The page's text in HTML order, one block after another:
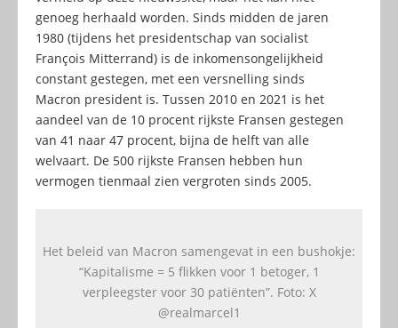
genoeg herhaald worden. Sinds midden de jaren
1980 (tijdens het presidentschap van socialist
François Mitterrand) is de inkomensongelijkheid
constant gestegen, met een versnelling sinds
Macron president is. Tussen 2010 en 2021 is het
aandeel van de 10 procent rijkste Fransen gestegen
van 41 naar 47 procent, bijna de helft van alle
welvaart. De 500 rijkste Fransen hebben hun
vermogen tienmaal zien vergroten sinds 2005.
Het beleid van Macron samengevat in een bushokje:
“Kapitalisme = 5 flikken voor 1 betoger, 1
verpleegster voor 30 patiënten”. Foto: X
@realmarcel1